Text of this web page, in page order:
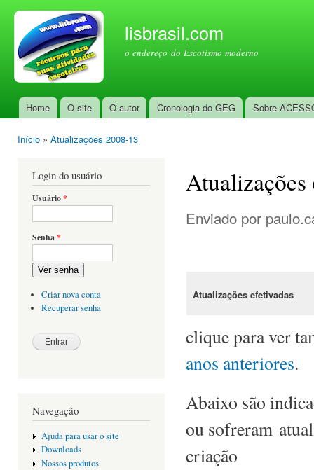
lisbrasil.com
o endereço do Escotismo moderno
Menu principal
Home O site O autor Cronologia do GEG Sobre
Início » Atualizações 2008-13
Login do usuário
Usuário*
Senha*
Ver senha
Criar nova conta
Recuperar senha
Navegação
Ajuda para usar o site
Downloads
Nossos produtos
Enviado por
Atualizações efetivadas
clique para ver
anos anteriores.
Abaixo são
ou sofreram
criação